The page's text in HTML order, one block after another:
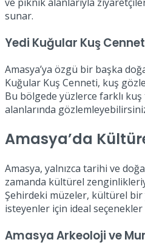
sunar.
Yedi Kuğular Kuş
Amasya’ya özgü bir başka
Kuğular Kuş Cenneti, kuş
Bu bölgede yüzlerce farklı
alanlarında
Amasya’da
Amasya, yalnızca tarihi ve
zamanda kültürel
Şehirdeki müzeler, kültürel
isteyenler için ideal seçenekler
Amasya Arkeoloji ve